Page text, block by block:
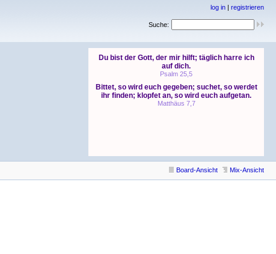
log in | registrieren
Suche:
Board-Ansicht Mix-Ansicht